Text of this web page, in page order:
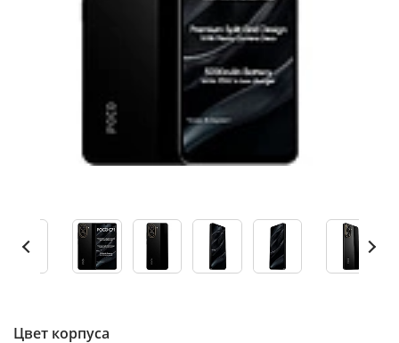
Цвет корпуса